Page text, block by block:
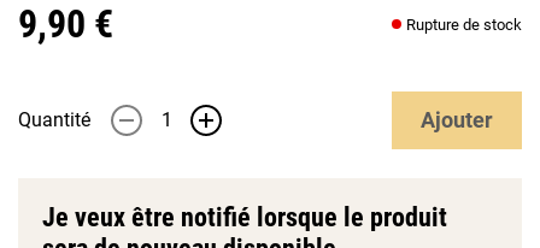
9,90 € Rupture de stock
Quantité - + Ajouter
Je veux être notifié lorsque le produit